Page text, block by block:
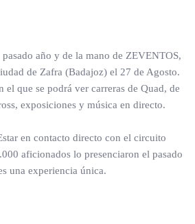
año y de la mano de ZEVENTOS,
de Zafra (Badajoz) el 27 de Agosto.
el que se podrá ver carreras de Quad, de
exposiciones y música en directo.
en contacto directo con el circuito
aficionados lo presenciaron el pasado
una experiencia única.